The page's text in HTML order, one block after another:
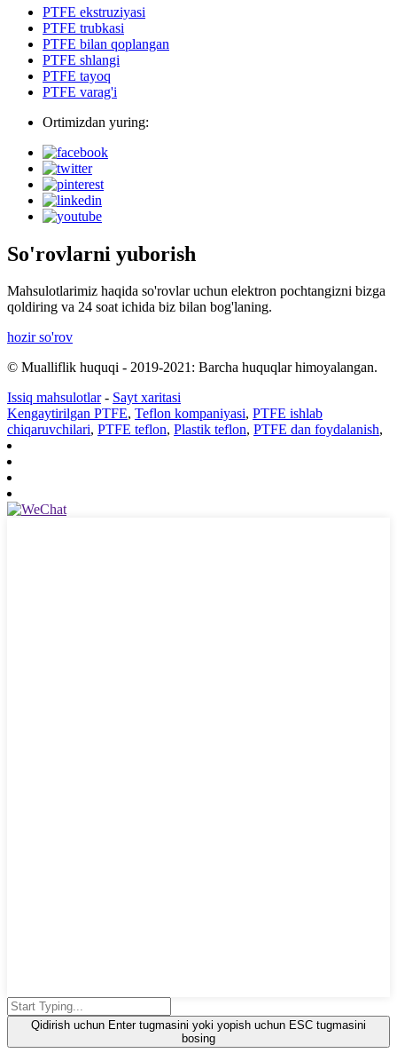
PTFE ekstruziyasi
PTFE trubkasi
PTFE bilan qoplangan
PTFE shlangi
PTFE tayoq
PTFE varag'i
Ortimizdan yuring:
So'rovlarni yuborish
Mahsulotlarimiz haqida so'rovlar uchun elektron pochtangizni bizga
qoldiring va 24 soat ichida biz bilan bog'laning.
hozir so'rov
© Mualliflik huquqi - 2019-2021: Barcha huquqlar himoyalangan.
Issiq mahsulotlar- Sayt xaritasi
Kengaytirilgan PTFE, Teflon kompaniyasi, PTFE ishlab
chiqaruvchilari, PTFE teflon, Plastik teflon, PTFE dan foydalanish,
Qidirish uchun Enter tugmasini yoki yopish uchun ESC tugmasini
bosing